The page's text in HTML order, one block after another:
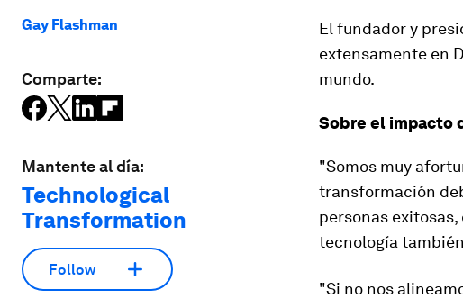
Gay Flashman
Comparte:
Mantente al día:
Technological
Transformation
Follow
El fundador y
extensamente en
mundo.
Sobre el impacto
"Somos muy
transformación
personas
tecnología
"Si no nos